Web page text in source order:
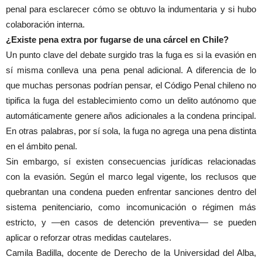
penal para esclarecer cómo se obtuvo la indumentaria y si hubo
colaboración interna.
¿Existe pena extra por fugarse de una cárcel en Chile?
Un punto clave del debate surgido tras la fuga es si la evasión en
sí misma conlleva una pena penal adicional. A diferencia de lo
que muchas personas podrían pensar, el Código Penal chileno no
tipifica la fuga del establecimiento como un delito autónomo que
automáticamente genere años adicionales a la condena principal.
En otras palabras, por sí sola, la fuga no agrega una pena distinta
en el ámbito penal.
Sin embargo, sí existen consecuencias jurídicas relacionadas
con la evasión. Según el marco legal vigente, los reclusos que
quebrantan una condena pueden enfrentar sanciones dentro del
sistema penitenciario, como incomunicación o régimen más
estricto, y —en casos de detención preventiva— se pueden
aplicar o reforzar otras medidas cautelares.
Camila Badilla, docente de Derecho de la Universidad del Alba,